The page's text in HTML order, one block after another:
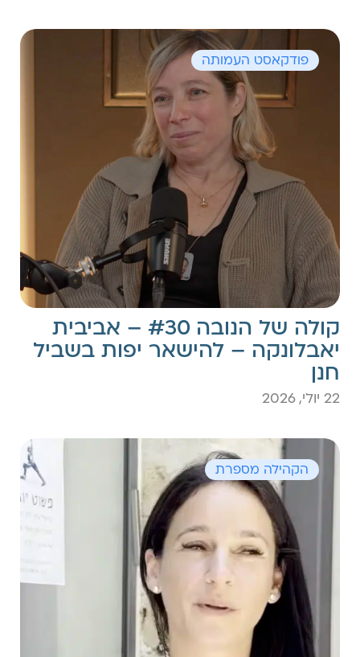
פודקאסט העמותה
קולה של הנובה #30 – אביבית
יאבלונקה – להישאר יפות בשביל
חנן
22 יולי, 2026
הקהילה מספרת